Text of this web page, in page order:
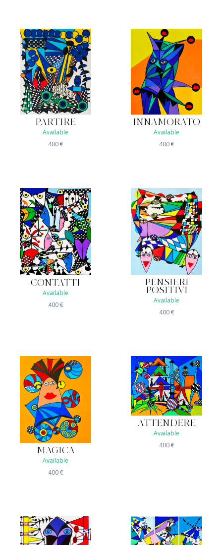
PARTIRE
Available
400€
INNAMORATO
Available
400€
CONTATTI
Available
400€
PENSIERI
POSITIVI
Available
400€
MAGICA
Available
400€
ATTENDERE
Available
400€